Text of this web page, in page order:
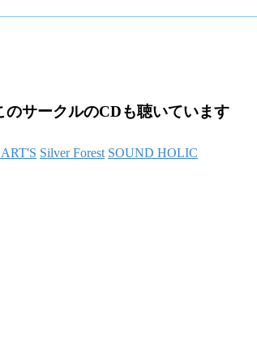
サークルのCDも聴いています
Silver Forest SOUND HOLIC